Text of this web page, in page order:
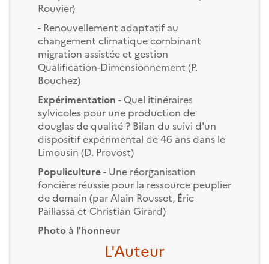
Rouvier)
- Renouvellement adaptatif au
changement climatique combinant
migration assistée et gestion
Qualification-Dimensionnement (P.
Bouchez)
Expérimentation - Quel itinéraires
sylvicoles pour une production de
douglas de qualité ? Bilan du suivi d'un
dispositif expérimental de 46 ans dans le
Limousin (D. Provost)
Populiculture- Une réorganisation
foncière réussie pour la ressource peuplier
de demain (par Alain Rousset, Éric
Paillassa et Christian Girard)
Photo à l'honneur
L'Auteur